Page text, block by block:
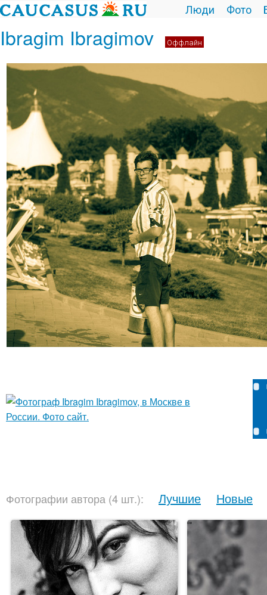
Люди Фото
Ibragim Ibragimov Оффлайн
Фотографии автора (4 шт.): Лучшие Новые